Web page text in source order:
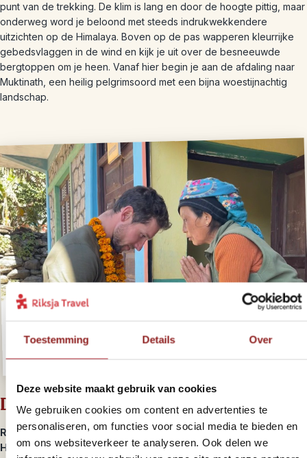
Toestemming Details Over
Deze website maakt gebruik van cookies
We gebruiken cookies om content en advertenties te
personaliseren, om functies voor social media te bieden en
om ons websiteverkeer te analyseren. Ook delen we
punt van de trekking. De klim is lang en door de hoogte pittig, maar
onderweg word je beloond met steeds indrukwekkendere
uitzichten op de Himalaya. Boven op de pas wapperen kleurrijke
gebedsvlaggen in de wind en kijk je uit over de besneeuwde
bergtoppen om je heen. Vanaf hier begin je aan de afdaling naar
Muktinath, een heilig pelgrimsoord met een bijna woestijnachtig
landschap.
Dag 9 – Trek naar Marpha
Reistijd: circa 7 uur wandelen
Hoogte: 2.650 m